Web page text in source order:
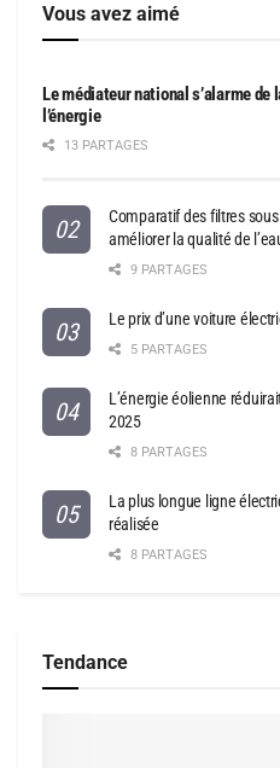
Vous avez aimé
Le médiateur national s’alarme de
l’énergie
13 PARTAGES
Comparatif des filtres
améliorer la qualité de
9 PARTAGES
Le prix d’une voiture
5 PARTAGES
L’énergie éolienne
2025
8 PARTAGES
La plus longue ligne
réalisée
8 PARTAGES
Tendance